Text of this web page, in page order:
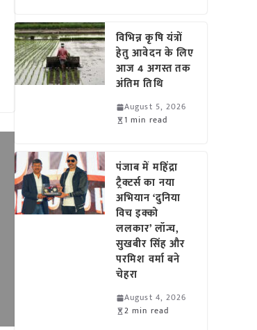
विभिन्न कृषि यंत्रों
हेतु आवेदन के लिए
आज 4 अगस्त तक
अंतिम तिथि
August 5, 2026
1 min read
पंजाब में महिंद्रा
ट्रैक्टर्स का नया
अभियान ‘दुनिया
विच इक्को
ललकार’ लॉन्च,
सुखबीर सिंह और
परमिश वर्मा बने
चेहरा
August 4, 2026
2 min read